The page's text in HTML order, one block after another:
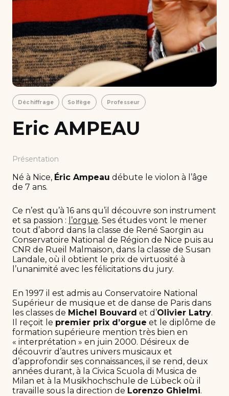
Déchiffrage Solfège Professeur
Eric AMPEAU
Présentation
Né à Nice, Éric Ampeau débute le violon à l’âge
de 7 ans.
Ce n’est qu’à 16 ans qu’il découvre son instrument
et sa passion : l’orgue. Ses études vont le mener
tout d’abord dans la classe de René Saorgin au
Conservatoire National de Région de Nice puis au
CNR de Rueil Malmaison, dans la classe de Susan
Landale, où il obtient le prix de virtuosité à
l’unanimité avec les félicitations du jury.
En 1997 il est admis au Conservatoire National
Supérieur de musique et de danse de Paris dans
les classes de Michel Bouvard et d’Olivier Latry.
Il reçoit le premier prix d’orgue et le diplôme de
formation supérieure mention très bien en
« interprétation » en juin 2000. Désireux de
découvrir d’autres univers musicaux et
d’approfondir ses connaissances, il se rend, deux
années durant, à la Civica Scuola di Musica de
Milan et à la Musikhochschule de Lübeck où il
travaille sous la direction de Lorenzo Ghielmi.